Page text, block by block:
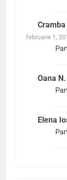
februarie 1,
Oana N.
Elena